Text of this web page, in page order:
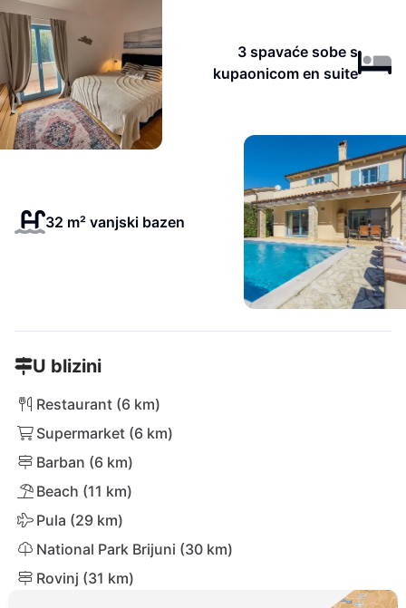
3 spavaće sobe s
kupaonicom en suite
32 m² vanjski bazen
U blizini
Restaurant (6 km)
Supermarket (6 km)
Barban (6 km)
Beach (11 km)
Pula (29 km)
National Park Brijuni (30 km)
Rovinj (31 km)